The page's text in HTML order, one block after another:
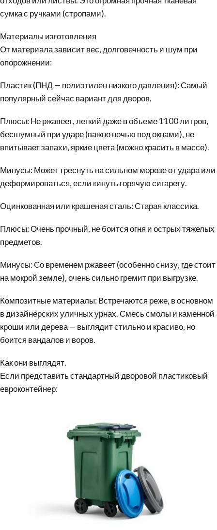
сумка с ручками (стропами).
Материалы изготовления
От материала зависит вес, долговечность и шум при
опорожнении:
Пластик (ПНД — полиэтилен низкого давления): Самый
популярный сейчас вариант для дворов.
Плюсы: Не ржавеет, легкий даже в объеме 1100 литров,
бесшумный при ударе (важно ночью под окнами), не
впитывает запахи, яркие цвета (можно красить в массе).
Минусы: Может треснуть на сильном морозе от удара или
деформироваться, если кинуть горячую сигарету.
Оцинкованная или крашеная сталь: Старая классика.
Плюсы: Очень прочный, не боится огня и острых тяжелых
предметов.
Минусы: Со временем ржавеет (особенно снизу, где стоит
на мокрой земле), очень сильно гремит при выгрузке.
Композитные материалы: Встречаются реже, в основном
в дизайнерских уличных урнах. Смесь смолы и каменной
кроши или дерева — выглядит стильно и красиво, но
боится вандалов и воров.
Как они выглядят.
Если представить стандартный дворовой пластиковый
евроконтейнер: